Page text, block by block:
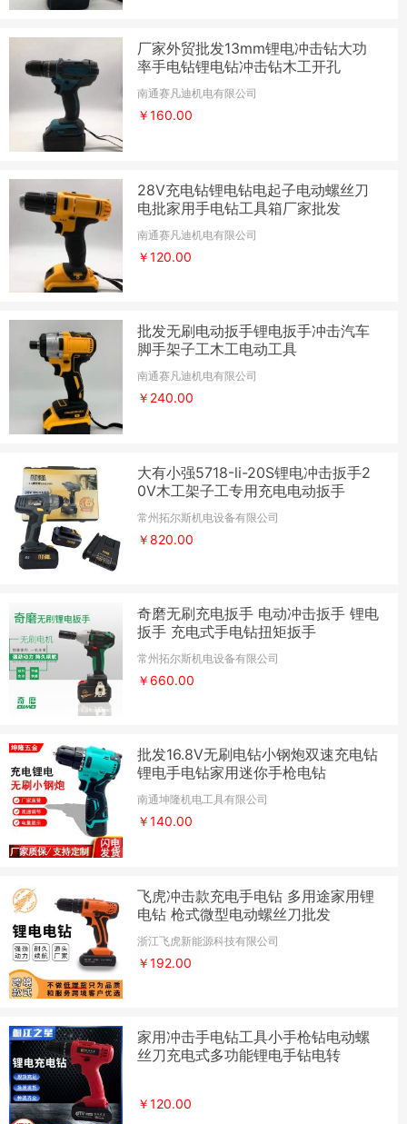
厂家外贸批发13mm锂电冲击钻大功
率手电钻锂电钻冲击钻木工开孔
南通赛凡迪机电有限公司
￥160.00
28V充电钻锂电钻电起子电动螺丝刀
电批家用手电钻工具箱厂家批发
南通赛凡迪机电有限公司
￥120.00
批发无刷电动扳手锂电扳手冲击汽车
脚手架子工木工电动工具
南通赛凡迪机电有限公司
￥240.00
大有小强5718-li-20S锂电冲击扳手2
0V木工架子工专用充电电动扳手
常州拓尔斯机电设备有限公司
￥820.00
奇磨无刷充电扳手 电动冲击扳手 锂电
扳手 充电式手电钻扭矩扳手
常州拓尔斯机电设备有限公司
￥660.00
批发16.8V无刷电钻小钢炮双速充电钻
锂电手电钻家用迷你手枪电钻
南通坤隆机电工具有限公司
￥140.00
飞虎冲击款充电手电钻 多用途家用锂
电钻 枪式微型电动螺丝刀批发
浙江飞虎新能源科技有限公司
￥192.00
家用冲击手电钻工具小手枪钻电动螺
丝刀充电式多功能锂电手钻电转
￥120.00